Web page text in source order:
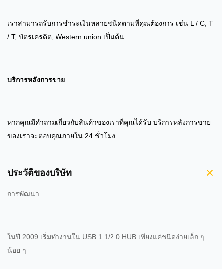
เราสามารถรับการชําระเงินหลายชนิดตามที่คุณต้องการ เช่น L / C, T
/ T, บัตรเครดิต, Western union เป็นต้น
บริการหลังการขาย
หากคุณมีคําถามเกี่ยวกับสินค้าของเราที่คุณได้รับ บริการหลังการขาย
ของเราจะตอบคุณภายใน 24 ชั่วโมง
ประวัติของบริษัท
การพัฒนา:
ในปี 2009 เริ่มทํางานใน USB 1.1/2.0 HUB เพียงแค่ชนิดง่ายเล็ก ๆ
น้อย ๆ